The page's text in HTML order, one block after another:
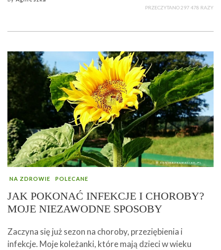
PRZECZYTANO 297 478 RAZY
NA ZDROWIE POLECANE
JAK POKONAĆ INFEKCJE I CHOROBY?
MOJE NIEZAWODNE SPOSOBY
Zaczyna się już sezon na choroby, przeziębienia i
infekcje. Moje koleżanki, które mają dzieci w wieku